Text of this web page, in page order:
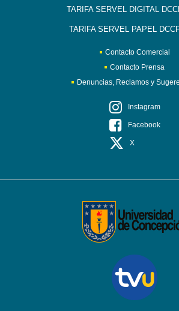
TARIFA SERVEL DIGITAL
TARIFA SERVEL PAPEL
Contacto Comercial
Contacto Prensa
Denuncias, Reclamos y
Instagram
Facebook
X